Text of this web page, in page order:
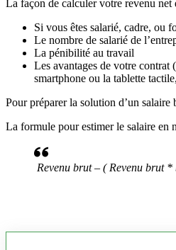
La façon de calculer votre revenu
Si vous êtes salarié, cadre, ou
Le nombre de salarié de
La pénibilité au travail
Les avantages de votre contrat
smartphone ou la tablette
Pour préparer la solution d’un
La formule pour estimer le salaire en
Revenu brut – ( Revenu brut *